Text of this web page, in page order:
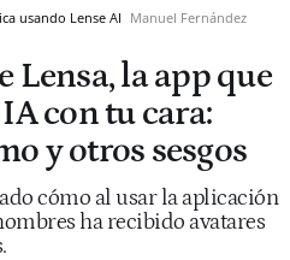
usando Lense AI Manuel Fernández
Lensa, la app que
con tu cara:
y otros sesgos
cómo al usar la aplicación
ha recibido avatares